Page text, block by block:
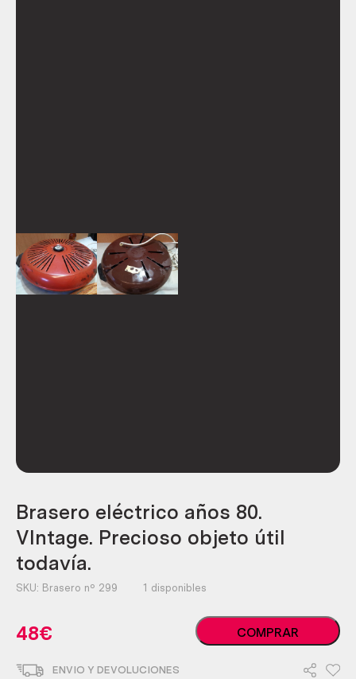
Brasero eléctrico años 80.
VIntage. Precioso objeto útil
todavía.
SKU: Brasero nº 299 1 disponibles
48€
Brasero
eléctrico
COMPRAR
ENVIO Y DEVOLUCIONES